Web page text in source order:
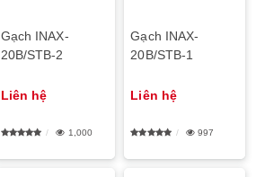
Gạch INAX-
20B/STB-2
Liên hệ
1,000
Gạch INAX-
20B/STB-1
Liên hệ
997